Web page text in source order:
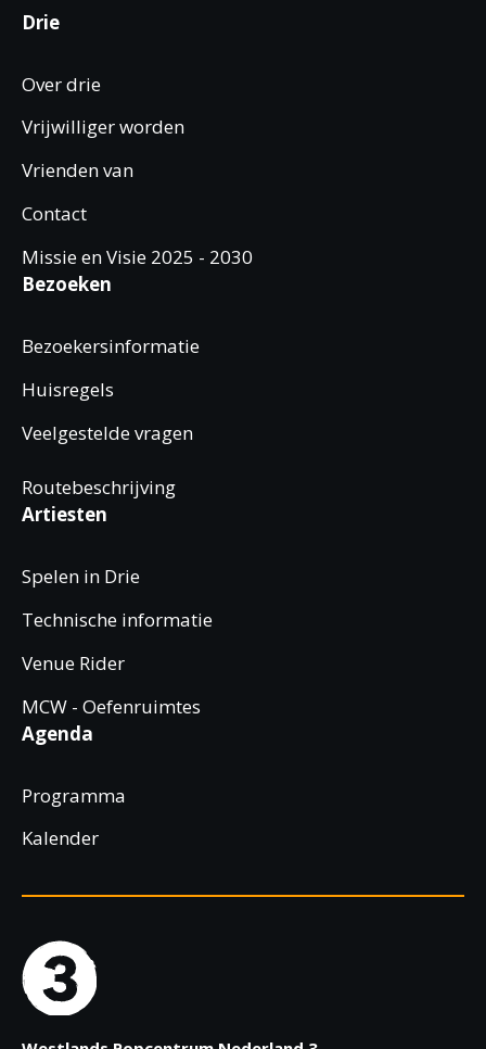
Drie
Over drie
Vrijwilliger worden
Vrienden van
Contact
Missie en Visie 2025 - 2030
Bezoeken
Bezoekersinformatie
Huisregels
Veelgestelde vragen
Routebeschrijving
Artiesten
Spelen in Drie
Technische informatie
Venue Rider
MCW - Oefenruimtes
Agenda
Programma
Kalender